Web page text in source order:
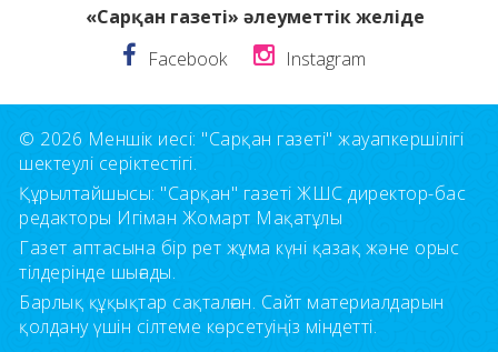
«Сарқан газеті» әлеуметтік желіде
Facebook
Instagram
© 2026 Меншік иесі: "Сарқан газеті" жауапкершілігі
шектеулі серіктестігі.
Құрылтайшысы: "Сарқан" газеті ЖШС директор-бас
редакторы Игіман Жомарт Мақатұлы
Газет аптасына бір рет жұма күні қазақ және орыс
тілдерінде шығады.
Барлық құқықтар сақталған. Сайт материалдарын
қолдану үшін сілтеме көрсетуіңіз міндетті.